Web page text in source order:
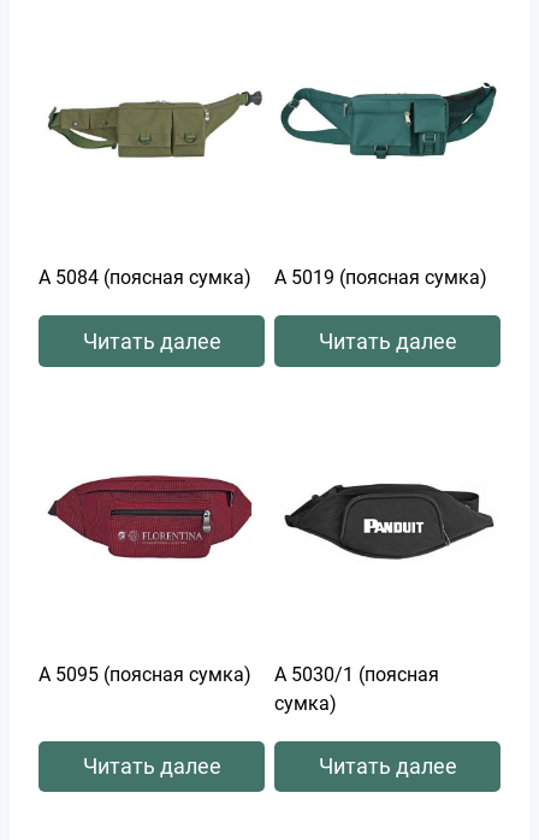
А 5084 (поясная сумка)
Читать далее
А 5019 (поясная сумка)
Читать далее
А 5095 (поясная сумка)
Читать далее
А 5030/1 (поясная
сумка)
Читать далее